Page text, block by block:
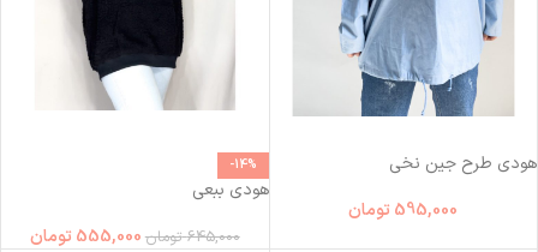
هودی طرح جین نخی
595,000 تومان
-14%
هودی ببعی
645,000 تومان 555,000 تومان